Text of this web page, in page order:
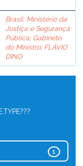
Brasil. Ministério da
Justiça e Segurança
Pública; Gabinete
do Ministro; FLÁVIO
DINO
1